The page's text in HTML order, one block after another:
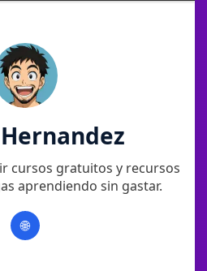
cursos gratuitos y recursos
aprendiendo sin gastar.
🌐